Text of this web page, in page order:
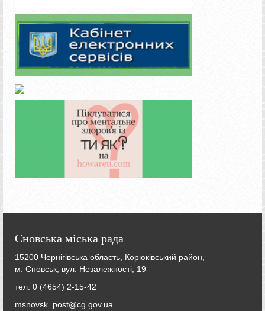
Сновська міська рада
15200 Чернігівська область, Корюківський район,
м. Сновськ, вул. Незалежності, 19
тел: 0 (4654) 2-15-42
msnovsk_post@cg.gov.ua